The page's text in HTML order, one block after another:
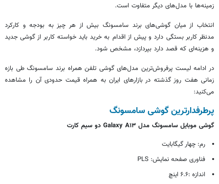
زمینه‌ها با مدل‌های دیگر متفاوت است.
انتخاب از میان گوشی‌های برند سامسونگ بیش از هر چیز به بودجه و کارکرد
مدنظر کاربر بستگی دارد و پیش از اقدام به خرید باید خواسته کاربر از گوشی جدید
و هزینه‌ای که قصد دارد بپردازد، مشخص شود.
در ادامه لیست پرفروش‌ترین مدل‌های گوشی تلفن همراه برند سامسونگ طی بازه
زمانی هفت روز گذشته در بازارهای ایران به همراه قیمت حدودی آن را مشاهده
می‌کنید:
پرطرفدارترین گوشی سامسونگ
گوشی موبایل سامسونگ مدل Galaxy A۱۳ دو سیم کارت
رم: چهار گیگابایت
فناوری صفحه نمایش: PLS
اندازه :۶.۶ اینچ